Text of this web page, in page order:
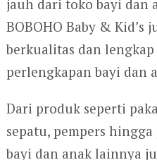
jauh dari toko bayi dan
BOBOHO Baby & Kid’s
berkualitas dan
perlengkapan bayi dan
Dari produk seperti
sepatu, pempers
bayi dan anak lainnya